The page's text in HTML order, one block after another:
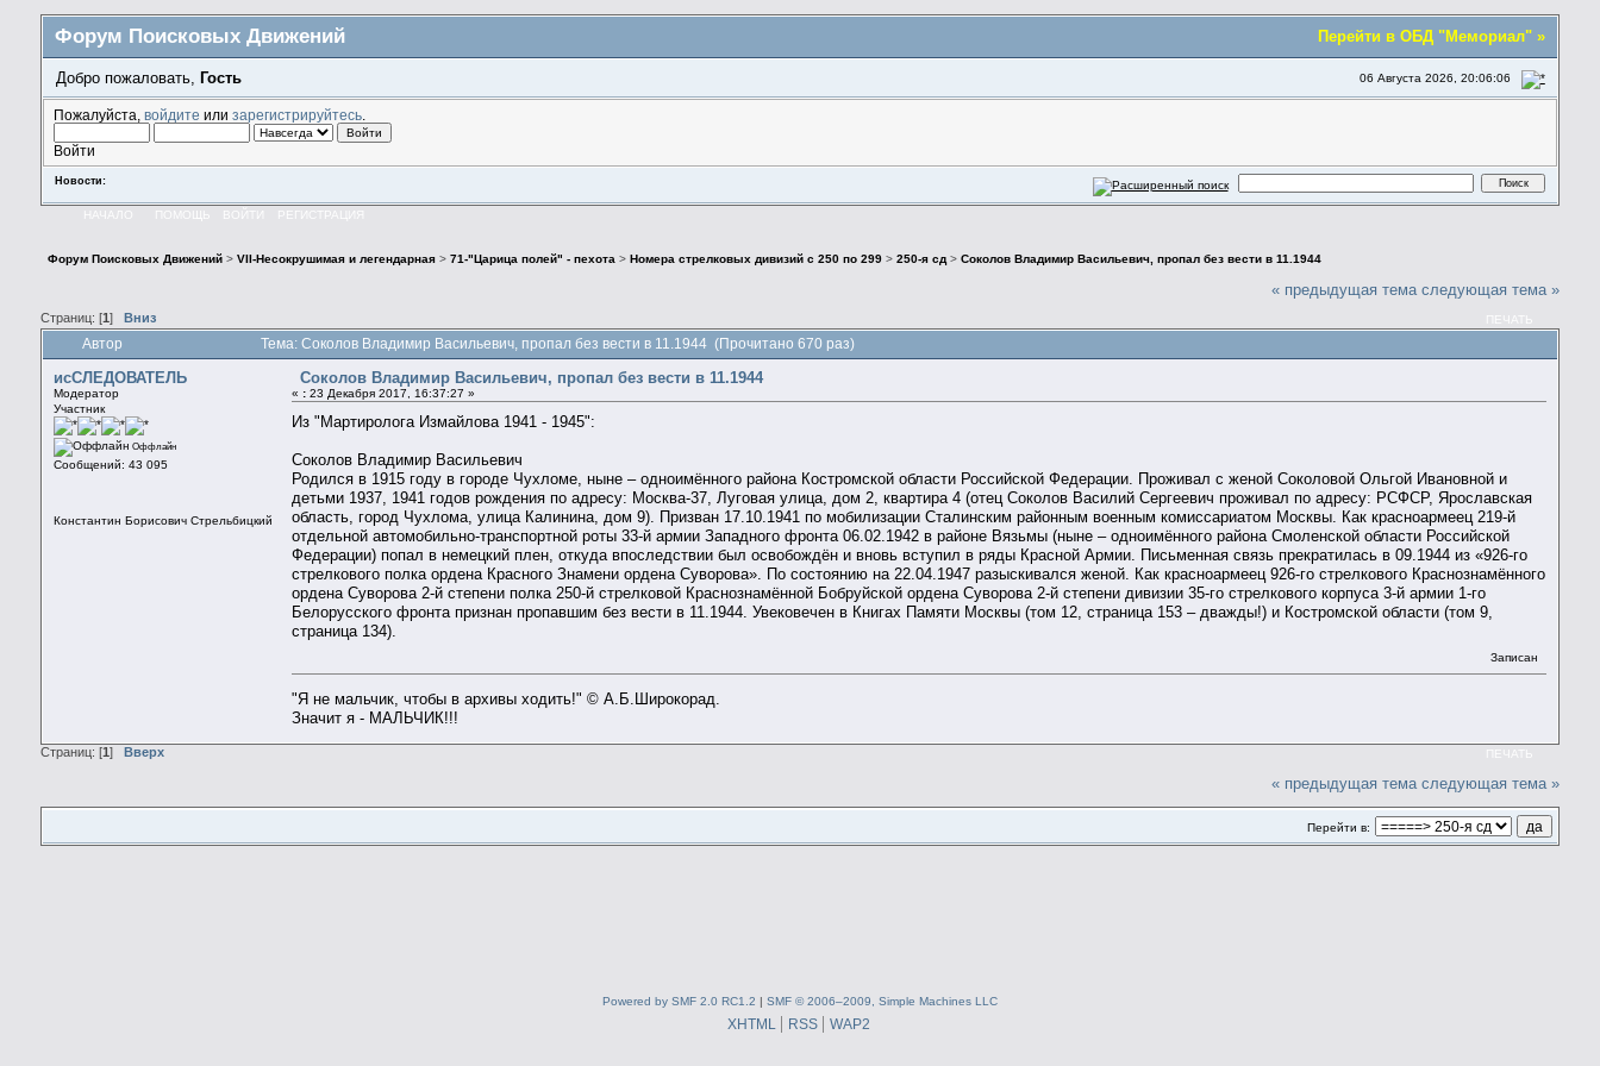
Перейти в ОБД "Мемориал" »
Форум Поисковых Движений
06 Августа 2026, 20:06:06
Добро пожаловать, Гость
Пожалуйста, войдите или зарегистрируйтесь.
Войти
Новости:
НАЧАЛО ПОМОЩЬ ВОЙТИ РЕГИСТРАЦИЯ
Форум Поисковых Движений >VII-Несокрушимая и легендарная >71-"Царица полей" - пехота > Номера стрелковых дивизий с 250 по 299 >250-я сд>Соколов Владимир Васильевич, пропал без вести в 11.1944
« предыдущая тема следующая тема »
Страниц: [1 ] Вниз ПЕЧАТЬ
Автор Тема: Соколов Владимир Васильевич, пропал без вести в 11.1944 (Прочитано 670 раз)
исСЛЕДОВАТЕЛЬ
Модератор
Участник
Оффлайн
Сообщений: 43 095
Константин Борисович Стрельбицкий
Соколов Владимир Васильевич, пропал без вести в 11.1944
« : 23 Декабря 2017, 16:37:27 »
Из "Мартиролога Измайлова 1941 - 1945":
Соколов Владимир Васильевич
Родился в 1915 году в городе Чухломе, ныне – одноимённого района Костромской области Российской Федерации. Проживал с женой Соколовой Ольгой Ивановной и
детьми 1937, 1941 годов рождения по адресу: Москва-37, Луговая улица, дом 2, квартира 4 (отец Соколов Василий Сергеевич проживал по адресу: РСФСР, Ярославская
область, город Чухлома, улица Калинина, дом 9). Призван 17.10.1941 по мобилизации Сталинским районным военным комиссариатом Москвы. Как красноармеец 219-й
отдельной автомобильно-транспортной роты 33-й армии Западного фронта 06.02.1942 в районе Вязьмы (ныне – одноимённого района Смоленской области Российской
Федерации) попал в немецкий плен, откуда впоследствии был освобождён и вновь вступил в ряды Красной Армии. Письменная связь прекратилась в 09.1944 из «926-го
стрелкового полка ордена Красного Знамени ордена Суворова». По состоянию на 22.04.1947 разыскивался женой. Как красноармеец 926-го стрелкового Краснознамённого
ордена Суворова 2-й степени полка 250-й стрелковой Краснознамённой Бобруйской ордена Суворова 2-й степени дивизии 35-го стрелкового корпуса 3-й армии 1-го
Белорусского фронта признан пропавшим без вести в 11.1944. Увековечен в Книгах Памяти Москвы (том 12, страница 153 – дважды!) и Костромской области (том 9,
страница 134).
Записан
"Я не мальчик, чтобы в архивы ходить!" © А.Б.Широкорад.
Значит я - МАЛЬЧИК!!!
Страниц: [1 ] Вверх ПЕЧАТЬ
« предыдущая тема следующая тема »
Перейти в:
Powered by SMF 2.0 RC1.2 | SMF © 2006–2009, Simple Machines LLC
XHTML RSS WAP2